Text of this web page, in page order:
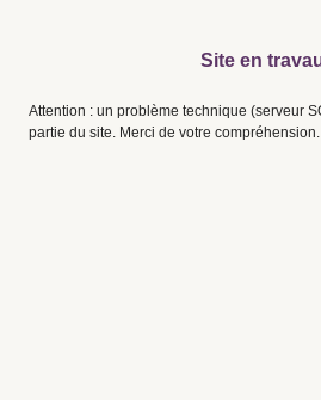
Site en
Attention : un problème technique (serveur
partie du site. Merci de votre compréhension.